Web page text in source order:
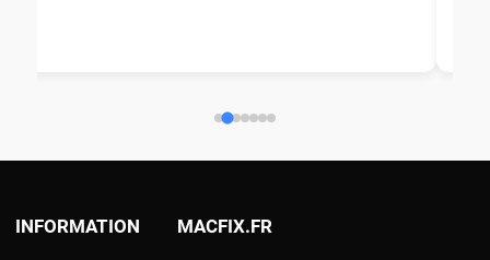
INFORMATION MACFIX.FR